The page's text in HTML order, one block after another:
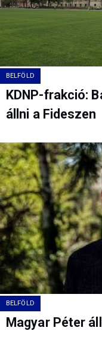
BELFÖLD
KDNP-frakció:
állni a Fideszen
BELFÖLD
Magyar Péter